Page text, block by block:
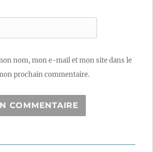
nom, mon e-mail et mon site dans le
prochain commentaire.